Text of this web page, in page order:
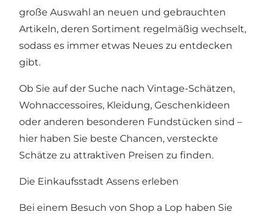
große Auswahl an neuen und gebrauchten
Artikeln, deren Sortiment regelmäßig wechselt,
sodass es immer etwas Neues zu entdecken
gibt.
Ob Sie auf der Suche nach Vintage-Schätzen,
Wohnaccessoires, Kleidung, Geschenkideen
oder anderen besonderen Fundstücken sind –
hier haben Sie beste Chancen, versteckte
Schätze zu attraktiven Preisen zu finden.
Die Einkaufsstadt Assens erleben
Bei einem Besuch von Shop a Lop haben Sie